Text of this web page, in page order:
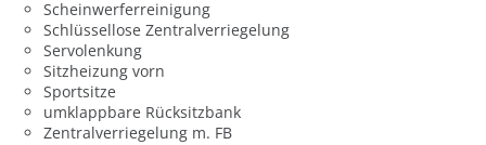
Scheinwerferreinigung
Schlüssellose Zentralverriegelung
Servolenkung
Sitzheizung vorn
Sportsitze
umklappbare Rücksitzbank
Zentralverriegelung m. FB